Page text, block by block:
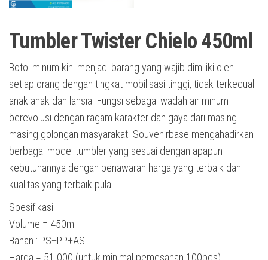
Tumbler Twister Chielo 450ml
Botol minum kini menjadi barang yang wajib dimiliki oleh
setiap orang dengan tingkat mobilisasi tinggi, tidak terkecuali
anak anak dan lansia. Fungsi sebagai wadah air minum
berevolusi dengan ragam karakter dan gaya dari masing
masing golongan masyarakat. Souvenirbase mengahadirkan
berbagai model tumbler yang sesuai dengan apapun
kebutuhannya dengan penawaran harga yang terbaik dan
kualitas yang terbaik pula.
Spesifikasi
Volume = 450ml
Bahan : PS+PP+AS
Harga = 51.000 (untuk minimal pemesanan 100pcs)